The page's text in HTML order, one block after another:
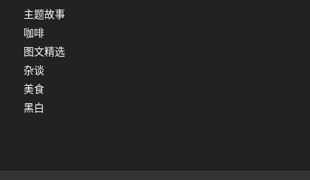
主题故事
咖啡
图文精选
杂谈
美食
黑白